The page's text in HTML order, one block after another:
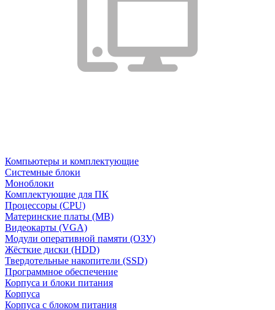
Компьютеры и комплектующие
Системные блоки
Моноблоки
Комплектующие для ПК
Процессоры (CPU)
Материнские платы (MB)
Видеокарты (VGA)
Модули оперативной памяти (ОЗУ)
Жёсткие диски (HDD)
Твердотельные накопители (SSD)
Программное обеспечение
Корпуса и блоки питания
Корпуса
Корпуса с блоком питания